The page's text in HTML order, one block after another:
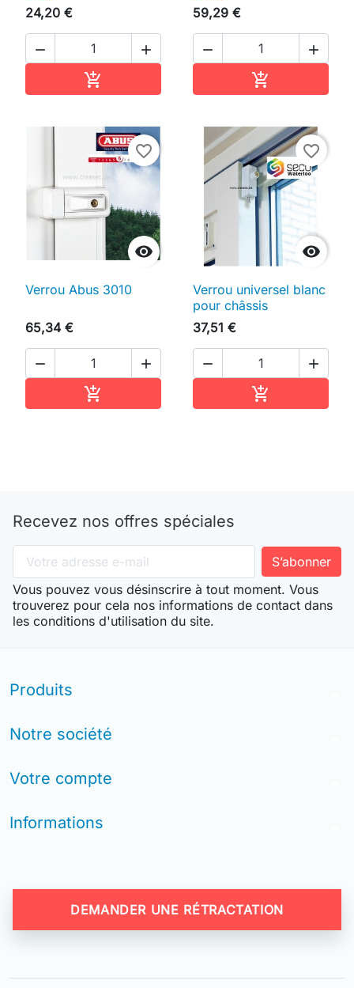
24,20 €
 

59,29 €
 


favorite_border
Verrou Abus 3010
65,34 €
 


favorite_border
Verrou universel blanc
pour châssis
37,51 €
 

Recevez nos offres spéciales
Vous pouvez vous désinscrire à tout moment. Vous
trouverez pour cela nos informations de contact dans
les conditions d'utilisation du site.
Produits
Notre société
Votre compte
Informations
DEMANDER UNE RÉTRACTATION